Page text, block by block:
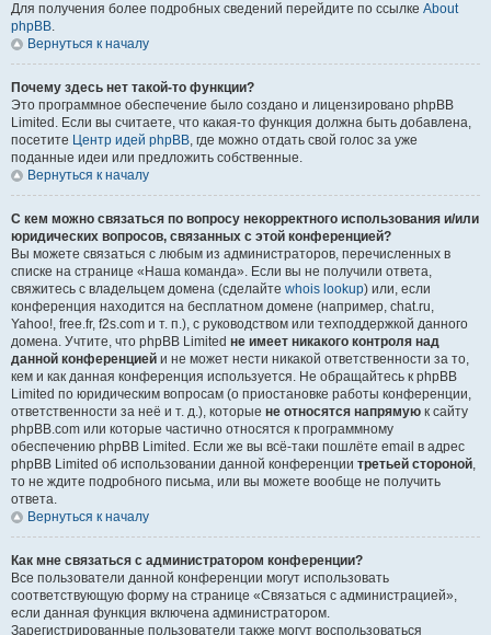
Для получения более подробных сведений перейдите по ссылке About
phpBB.
Вернуться к началу
Почему здесь нет такой-то функции?
Это программное обеспечение было создано и лицензировано phpBB
Limited. Если вы считаете, что какая-то функция должна быть добавлена,
посетите Центр идей phpBB, где можно отдать свой голос за уже
поданные идеи или предложить собственные.
Вернуться к началу
С кем можно связаться по вопросу некорректного использования и/или
юридических вопросов, связанных с этой конференцией?
Вы можете связаться с любым из администраторов, перечисленных в
списке на странице «Наша команда». Если вы не получили ответа,
свяжитесь с владельцем домена (сделайте whois lookup) или, если
конференция находится на бесплатном домене (например, chat.ru,
Yahoo!, free.fr, f2s.com и т. п.), с руководством или техподдержкой данного
домена. Учтите, что phpBB Limited не имеет никакого контроля над
данной конференцией и не может нести никакой ответственности за то,
кем и как данная конференция используется. Не обращайтесь к phpBB
Limited по юридическим вопросам (о приостановке работы конференции,
ответственности за неё и т. д.), которые не относятся напрямую к сайту
phpBB.com или которые частично относятся к программному
обеспечению phpBB Limited. Если же вы всё-таки пошлёте email в адрес
phpBB Limited об использовании данной конференции третьей стороной,
то не ждите подробного письма, или вы можете вообще не получить
ответа.
Вернуться к началу
Как мне связаться с администратором конференции?
Все пользователи данной конференции могут использовать
соответствующую форму на странице «Связаться с администрацией»,
если данная функция включена администратором.
Зарегистрированные пользователи также могут воспользоваться